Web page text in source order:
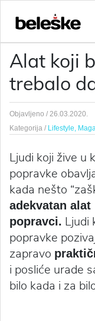
Alat koji
trebalo
Objavljeno / 26.03.2020.
Kategorija / Lifestyle,
Ljudi koji žive u
popravke
kada nešto
adekvatan
popravci. Ljudi
popravke
zapravo
i posliće urade
bilo kada i za